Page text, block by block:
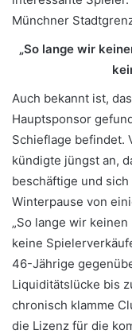
Münchner
„So lange wir
Auch bekannt ist,
Hauptsponsor
Schieflage befindet.
kündigte jüngst an,
beschäftige und
Winterpause von
„So lange wir
keine
46-Jährige
Liquiditätslücke bis
chronisch klamme
die Lizenz für die